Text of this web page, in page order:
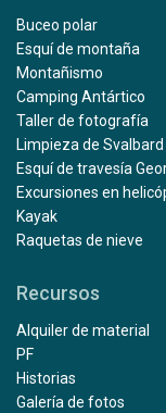
Buceo polar
Esquí de montaña
Montañismo
Camping Antártico
Taller de fotografía
Limpieza de Svalbard
Esquí de travesía
Excursiones en
Kayak
Raquetas de nieve
Recursos
Alquiler de material
PF
Historias
Galería de fotos